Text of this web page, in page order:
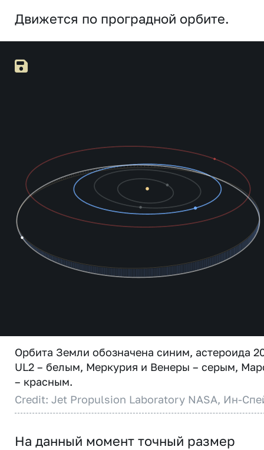
Движется по проградной орбите.
Орбита Земли обозначена синим, астероида
UL2 – белым, Меркурия и Венеры – серым,
– красным.
Credit: Jet Propulsion Laboratory NASA, Ин-
На данный момент точный размер